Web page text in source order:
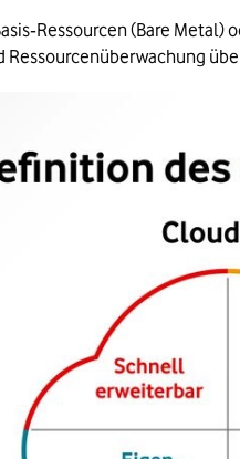
(Bare Metal)